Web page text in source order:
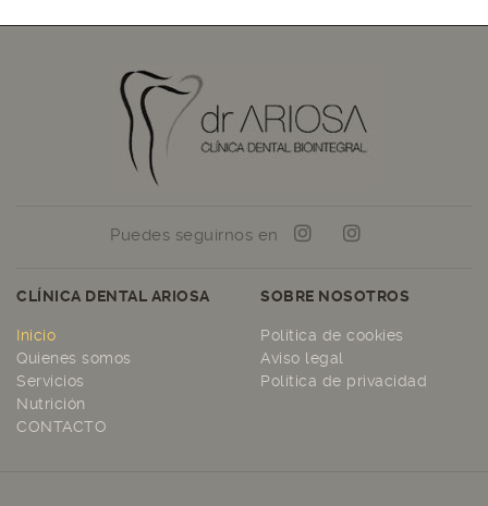
Puedes seguirnos en
CLÍNICA DENTAL ARIOSA
Inicio
Quienes somos
Servicios
Nutrición
CONTACTO
SOBRE NOSOTROS
Política de cookies
Aviso legal
Política de privacidad